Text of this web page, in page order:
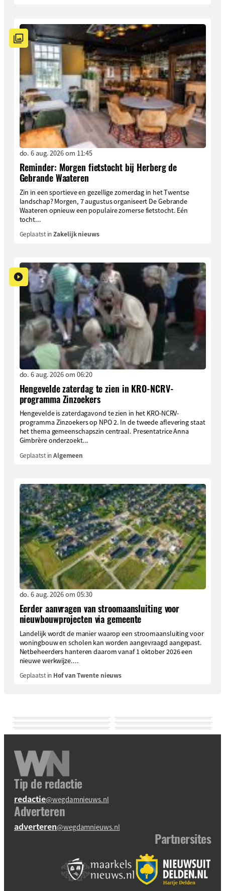
do. 6 aug. 2026 om 11:45
Reminder: Morgen fietstocht bij Herberg de
Gebrande Waateren
Zin in een sportieve en gezellige zomerdag in het Twentse
landschap? Morgen, 7 augustus organiseert De Gebrande
Waateren opnieuw een populaire zomerse fietstocht. Eén
tocht...
Geplaatst inZakelijk nieuws
do. 6 aug. 2026 om 06:20
Hengevelde zaterdag te zien in KRO-NCRV-
programma Zinzoekers
Hengevelde is zaterdagavond te zien in het KRO-NCRV-
programma Zinzoekers op NPO 2. In de tweede aflevering staat
het thema gemeenschapszin centraal. Presentatrice Anna
Gimbrère onderzoekt...
Geplaatst inAlgemeen
do. 6 aug. 2026 om 05:30
Eerder aanvragen van stroomaansluiting voor
nieuwbouwprojecten via gemeente
Landelijk wordt de manier waarop een stroomaansluiting voor
woningbouw en scholen kan worden aangevraagd aangepast.
Netbeheerders hanteren daarom vanaf 1 oktober 2026 een
nieuwe werkwijze....
Geplaatst in Hof van Twente nieuws
Tip de redactie
redactie@wegdamnieuws.nl
Adverteren
adverteren@wegdamnieuws.nl
Partnersites